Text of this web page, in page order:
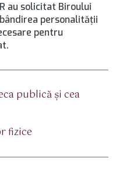
au solicitat Biroului
personalităţii
pentru
publică şi cea
fizice